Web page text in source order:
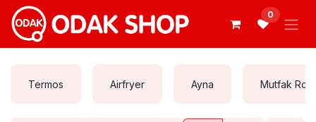
İçereği Atla
0
Termos Airfryer Ayna Mutfak